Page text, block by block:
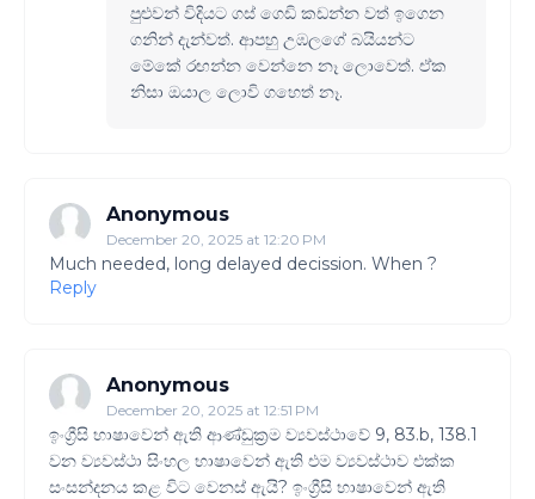
පුළුවන් විදියට ගස් ගෙඩි කඩන්න වත් ඉගෙන
ගනින් දැන්වත්. ආපහු උඹලගේ බයියන්ට
මේකේ රඟන්න වෙන්නෙ නෑ ලොවෙත්. ඒක
නිසා ඔයාල ලොවි ගහෙත් නෑ.
Anonymous
December 20, 2025 at 12:20 PM
Much needed, long delayed decission. When ?
Reply
Anonymous
December 20, 2025 at 12:51 PM
ඉංග්‍රීසි භාෂාවෙන් ඇති ආණ්ඩුක්‍රම ව්‍යවස්ථාවේ 9, 83.b, 138.1
වන ව්‍යවස්ථා සිංහල භාෂාවෙන් ඇති එම ව්‍යවස්ථාව එක්ක
ස‍ංසන්දනය කළ විට වෙනස් ඇයි? ඉංග්‍රීසි භාෂාවෙන් ඇති